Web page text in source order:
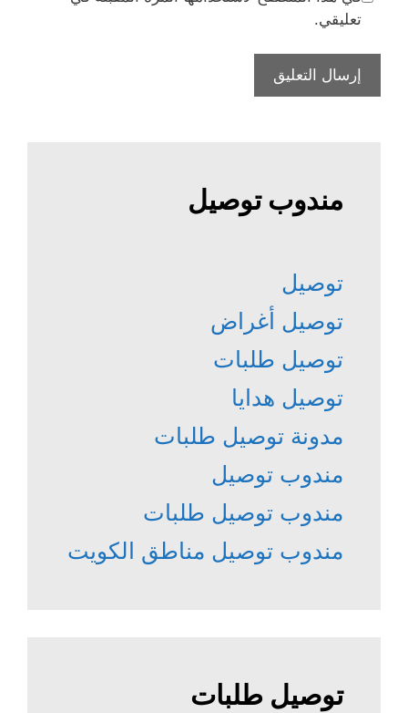
تعليقي.
مندوب توصيل
توصيل
توصيل أغراض
توصيل طلبات
توصيل هدايا
مدونة توصيل طلبات
مندوب توصيل
مندوب توصيل طلبات
مندوب توصيل مناطق الكويت
توصيل طلبات